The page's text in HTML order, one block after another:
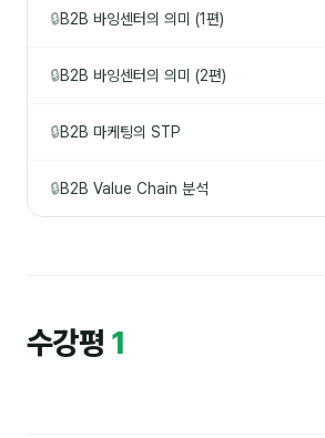
🔒B2B 바잉센터의 의미 (1편)
🔒B2B 바잉센터의 의미 (2편)
🔒B2B 마케팅의 STP
🔒B2B Value Chain 분석
수강평 1